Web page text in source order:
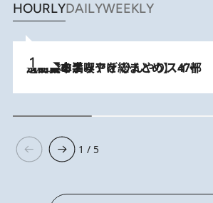
HOURLYDAILYWEEKLY
2026.8.5
【西日本エリアを総まとめ】 47都道府県の手みやげ ひんやりスイーツで夏を満喫
1 / 5